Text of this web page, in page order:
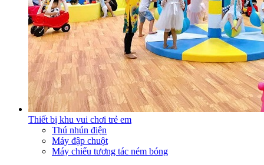
Thiết bị khu vui chơi trẻ em
Thú nhún điện
Máy đập chuột
Máy chiếu tương tác ném bóng